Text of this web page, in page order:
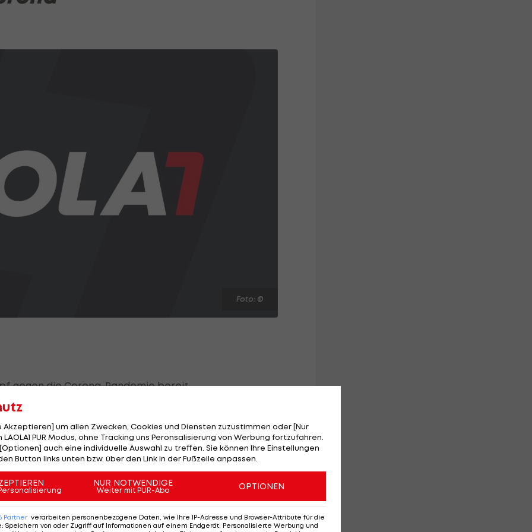
Foto: ©
gegen die Corona-Pandemie bereit.
unterstützen, die Patienten mit dem Blutplasma von
haben.
Dollar (rund 90.600 Euro) an ein entsprechendes
gebeten.
überstanden haben, sollten eine Blut- und
Methode, die nicht neu ist, hilft, ist allerdings nicht
Akzeptieren] um allen Zwecken, Cookies und Diensten zuzustimmen oder [Nur
PUR Modus, ohne Tracking uns Peronsalisierung von Werbung fortzufahren.
auch eine individuelle Auswahl zu treffen. Sie können Ihre Einstellungen
Button links unten bzw. über den Link in der Fußzeile anpassen.
NUR NOTWENDIGE
Weiter mit PUR-Abo OPTIONEN
Partner verarbeiten personenbezogene Daten, wie Ihre IP-Adresse und Browser-Attribute für die
: Speichern von oder Zugriff auf Informationen auf einem Endgerät; Personalisierte Werbung und